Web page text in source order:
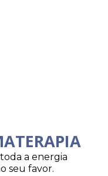
a energia
seu favor.